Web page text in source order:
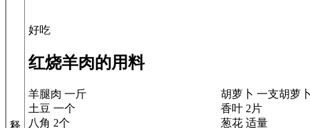
释
红烧羊肉的用料
羊腿肉 一斤
胡萝卜 一支胡萝
土豆 一个
香叶 2片
八角 2个
葱花 适量